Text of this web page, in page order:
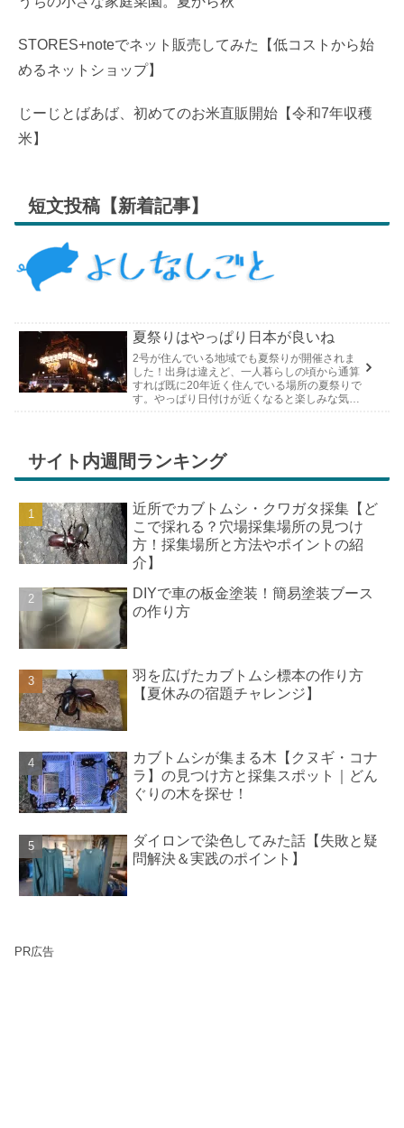
STORES+noteでネット販売してみた【低コストから始
めるネットショップ】
じーじとばあば、初めてのお米直販開始【令和7年収穫
米】
短文投稿【新着記事】
夏祭りはやっぱり日本が良いね
2号が住んでいる地域でも夏祭りが開催されま
した！出身は違えど、一人暮らしの頃から通算
すれば既に20年近く住んでいる場所の夏祭りで
す。やっぱり日付けが近くなると楽しみな気持
サイト内週間ランキング
近所でカブトムシ・クワガタ採集【ど
こで採れる？穴場採集場所の見つけ
方！採集場所と方法やポイントの紹
介】
DIYで車の板金塗装！簡易塗装ブース
の作り方
羽を広げたカブトムシ標本の作り方
【夏休みの宿題チャレンジ】
カブトムシが集まる木【クヌギ・コナ
ラ】の見つけ方と採集スポット｜どん
ぐりの木を探せ！
ダイロンで染色してみた話【失敗と疑
問解決＆実践のポイント】
PR広告